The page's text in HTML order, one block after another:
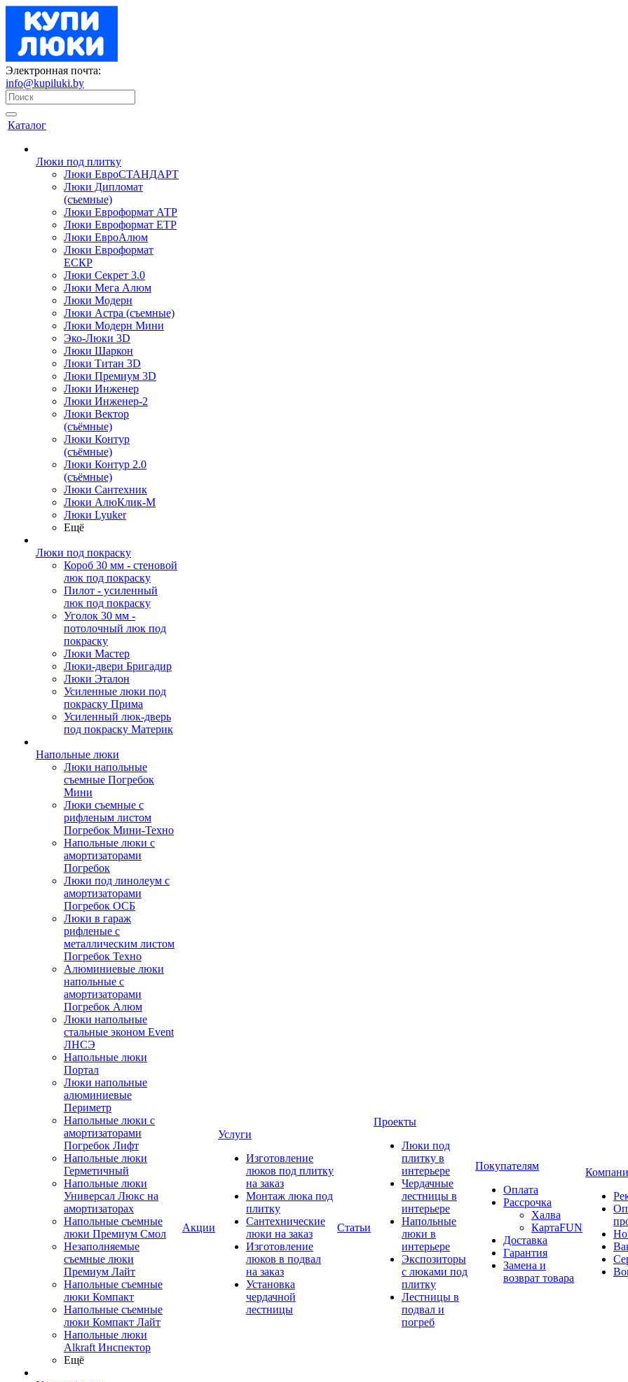
Электронная почта:
info@kupiluki.by
Каталог
Люки под плитку
Люки ЕвроСТАНДАРТ
Люки Дипломат
(съемные)
Люки Евроформат АТР
Люки Евроформат ЕТР
Люки ЕвроАлюм
Люки Евроформат
ЕСКР
Люки Секрет 3.0
Люки Мега Алюм
Люки Модерн
Люки Астра (съемные)
Люки Модерн Мини
Эко-Люки 3D
Люки Шаркон
Люки Титан 3D
Люки Премиум 3D
Люки Инженер
Люки Инженер-2
Люки Вектор
(съёмные)
Люки Контур
(съёмные)
Люки Контур 2.0
(съёмные)
Люки Сантехник
Люки АлюКлик-М
Люки Lyuker
Ещё
Люки под покраску
Короб 30 мм - стеновой
люк под покраску
Пилот - усиленный
люк под покраску
Уголок 30 мм -
потолочный люк под
покраску
Люки Мастер
Люки-двери Бригадир
Люки Эталон
Усиленные люки под
покраску Прима
Усиленный люк-дверь
под покраску Материк
Напольные люки
Люки напольные
съемные Погребок
Мини
Люки съемные с
рифленым листом
Погребок Мини-Техно
Напольные люки с
амортизаторами
Погребок
Люки под линолеум с
амортизаторами
Погребок ОСБ
Люки в гараж
рифленые с
металлическим листом
Погребок Техно
Алюминиевые люки
напольные с
амортизаторами
Погребок Алюм
Люки напольные
стальные эконом Event
ЛНСЭ
Напольные люки
Портал
Люки напольные
алюминиевые
Периметр
Напольные люки с
амортизаторами
Погребок Лифт
Напольные люки
Герметичный
Напольные люки
Универсал Люкс на
амортизаторах
Напольные съемные
люки Премиум Смол
Незаполняемые
съемные люки
Премиум Лайт
Напольные съемные
люки Компакт
Напольные съемные
люки Компакт Лайт
Напольные люки
Alkraft Инспектор
Ещё
Акции
Услуги
Изготовление
люков под плитку
на заказ
Монтаж люка под
плитку
Сантехнические
люки на заказ
Изготовление
люков в подвал
на заказ
Установка
чердачной
лестницы
Статьи
Проекты
Люки под
плитку в
интерьере
Чердачные
лестницы в
интерьере
Напольные
люки в
интерьере
Экспозиторы
с люками под
плитку
Лестницы в
подвал и
погреб
Покупателям
Оплата
Рассрочка
Халва
КартаFUN
Доставка
Гарантия
Замена и
возврат товара